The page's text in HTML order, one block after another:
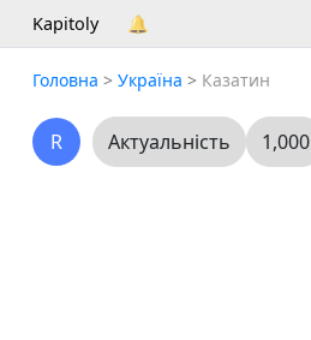
Kapitoly 🔔
Головна > Україна > Казатин
R Актуальність 1,000